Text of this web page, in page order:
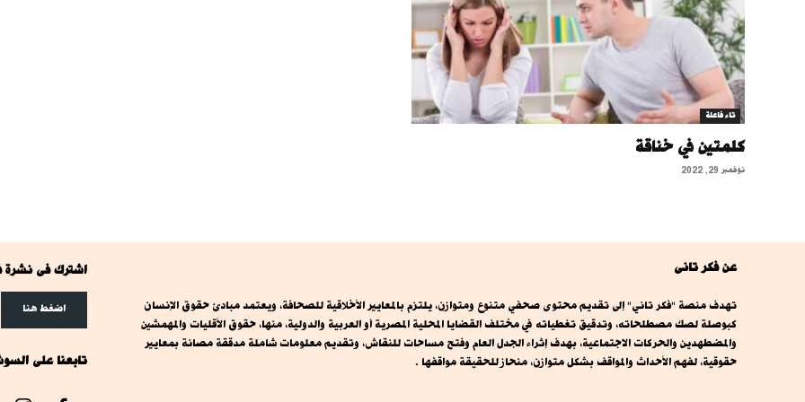
تاء فاعلة
كلمتين في خناقة
نوفمبر 29, 2022
عن فكر تانى
تهدف منصة "فكر تاني" إلى تقديم محتوى صحفي متنوع ومتوازن، يلتزم بالمعايير الأخلاقية للصحافة، ويعتمد مبادئ حقوق الإنسان
كبوصلة لصك مصطلحاته، وتدقيق تغطياته في مختلف القضايا المحلية المصرية أو العربية والدولية، منها، حقوق الأقليات والمهمشين
والمضطهدين والحركات الاجتماعية، بهدف إثراء الجدل العام وفتح مساحات للنقاش، وتقديم معلومات شاملة مدققة مصانة بمعايير
حقوقية، لفهم الأحداث والمواقف بشكل متوازن، منحاز للحقيقة مواقفها .
اشترك فى نشرة
اضغط هنا
تابعنا على